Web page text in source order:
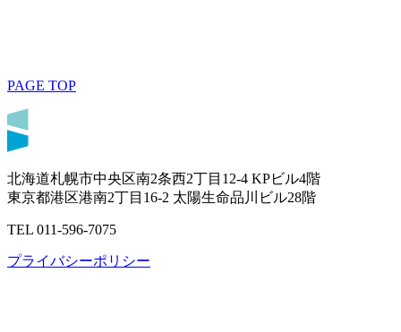
PAGE TOP
北海道札幌市中央区南2条西2丁目12-4 KPビル4階
東京都港区港南2丁目16-2 太陽生命品川ビル28階
TEL 011-596-7075
プライバシーポリシー